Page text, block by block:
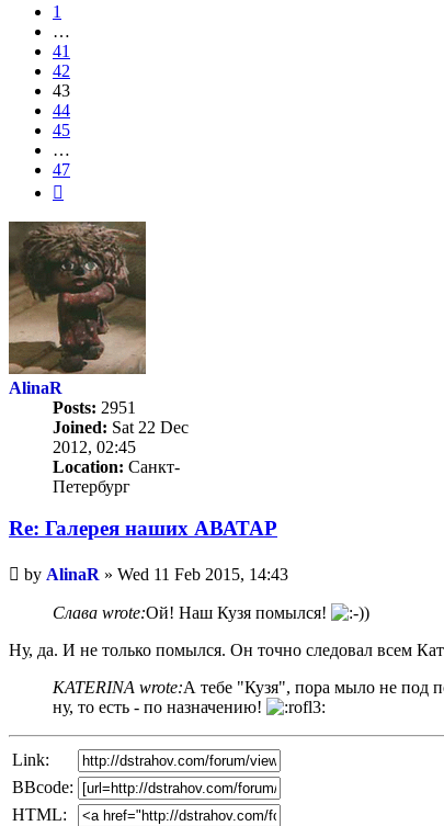
1
…
41
42
43
44
45
…
47
AlinaR
Posts: 2951
Joined: Sat 22 Dec
2012, 02:45
Location: Санкт-
Петербург
Re: Галерея наших АВАТАР
Unread
post
by AlinaR » Wed 11 Feb 2015, 14:43
Слава wrote:Ой! Наш Кузя помылся!
Ну, да. И не только помылся. Он точно следовал всем
KATERINA wrote:А тебе "Кузя", пора мыло не под
ну, то есть - по назначению!
Link:
BBcode:
HTML: